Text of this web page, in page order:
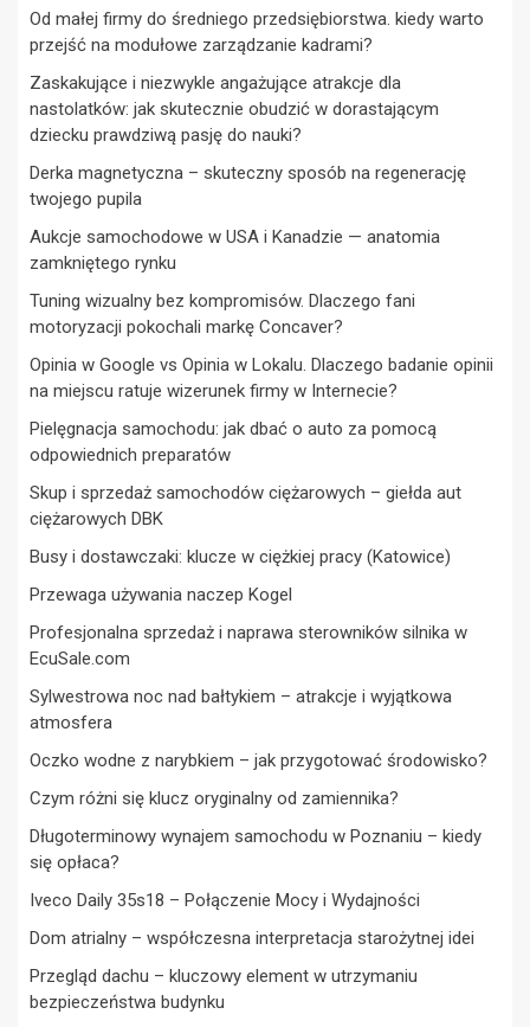
Od małej firmy do średniego przedsiębiorstwa. kiedy warto
przejść na modułowe zarządzanie kadrami?
Zaskakujące i niezwykle angażujące atrakcje dla
nastolatków: jak skutecznie obudzić w dorastającym
dziecku prawdziwą pasję do nauki?
Derka magnetyczna – skuteczny sposób na regenerację
twojego pupila
Aukcje samochodowe w USA i Kanadzie — anatomia
zamkniętego rynku
Tuning wizualny bez kompromisów. Dlaczego fani
motoryzacji pokochali markę Concaver?
Opinia w Google vs Opinia w Lokalu. Dlaczego badanie opinii
na miejscu ratuje wizerunek firmy w Internecie?
Pielęgnacja samochodu: jak dbać o auto za pomocą
odpowiednich preparatów
Skup i sprzedaż samochodów ciężarowych – giełda aut
ciężarowych DBK
Busy i dostawczaki: klucze w ciężkiej pracy (Katowice)
Przewaga używania naczep Kogel
Profesjonalna sprzedaż i naprawa sterowników silnika w
EcuSale.com
Sylwestrowa noc nad bałtykiem – atrakcje i wyjątkowa
atmosfera
Oczko wodne z narybkiem – jak przygotować środowisko?
Czym różni się klucz oryginalny od zamiennika?
Długoterminowy wynajem samochodu w Poznaniu – kiedy
się opłaca?
Iveco Daily 35s18 – Połączenie Mocy i Wydajności
Dom atrialny – współczesna interpretacja starożytnej idei
Przegląd dachu – kluczowy element w utrzymaniu
bezpieczeństwa budynku